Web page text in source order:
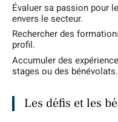
Évaluer sa passion pour
envers le secteur.
Rechercher des
profil.
Accumuler des
stages ou des bénévolats.
Les défis et les